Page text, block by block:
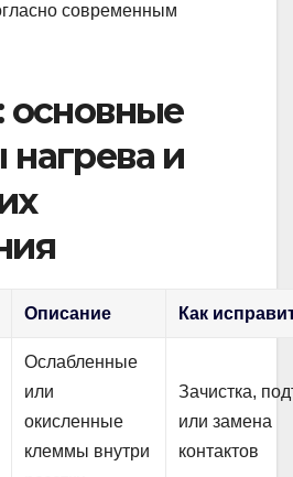
современным
основные
и
Описание Как
Ослабленные
или
окисленные
клеммы внутри
Зачистка,
или замена
контактов